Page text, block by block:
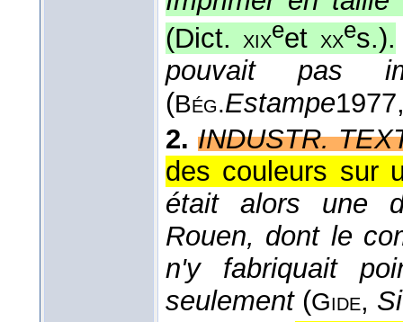
(Dict.xixeet xxes.).
pouvait pas
(Bég.Estampe1977
2. INDUSTR.
des couleurs sur
était alors une
Rouen, dont le
n'y fabriquait
seulement (Gide,